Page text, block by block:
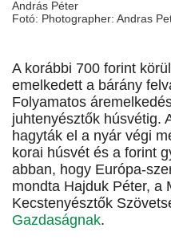
András Péter
Fotó: Photographer: Andras
A korábbi 700 forint
emelkedett a bárány
Folyamatos
juhtenyésztők húsvétig.
hagyták el a nyár végi
korai húsvét és a forint
abban, hogy Európa-
mondta Hajduk Péter, a
Kecstenyésztők
Gazdaságnak.